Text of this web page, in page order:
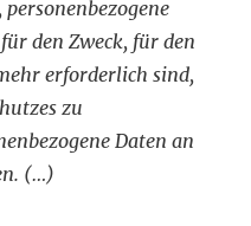
den Zweck, für den
erforderlich sind,
zu
Daten an
(…)